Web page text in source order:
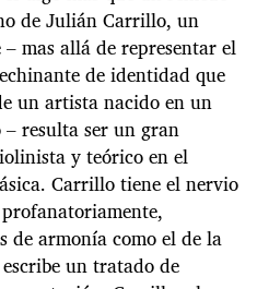
de Julián Carrillo, un
mas allá de representar el
de identidad que
un artista nacido en un
resulta ser un gran
y teórico en el
Carrillo tiene el nervio
de armonía como el de la
un tratado de